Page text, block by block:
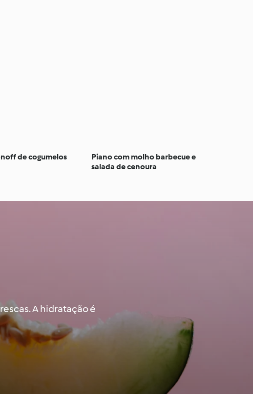
de cogumelos
Piano com molho barbecue e
salada de cenoura
A hidratação é